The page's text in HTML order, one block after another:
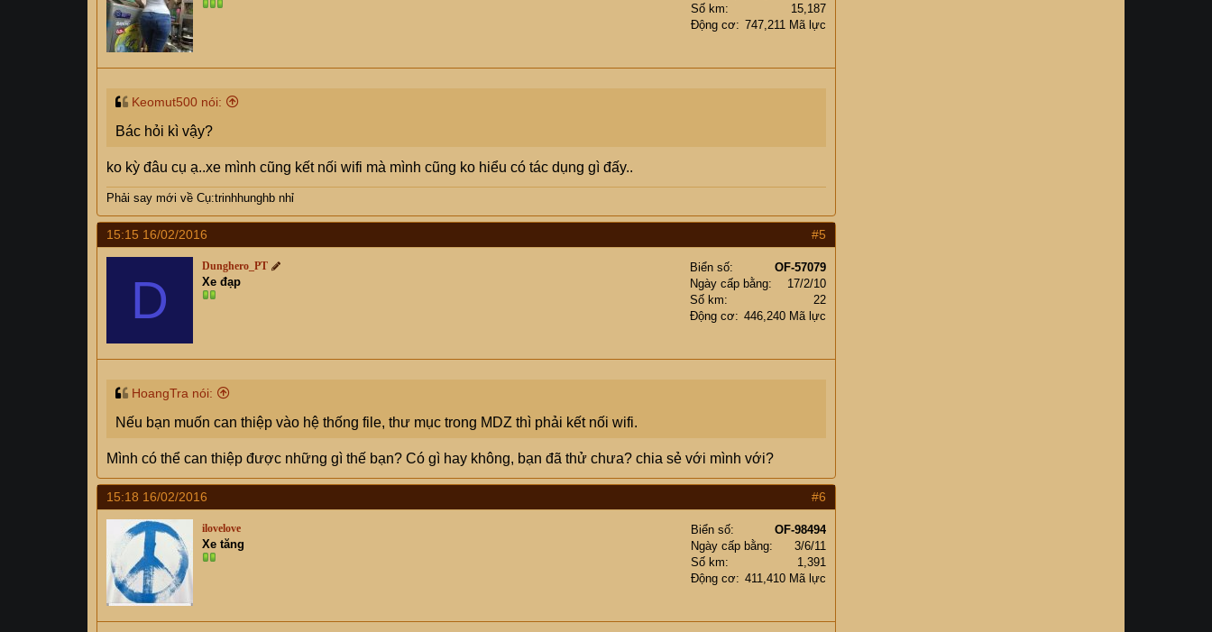
Số km
15,187
Động cơ
747,211 Mã lực
Keomut500 nói:
Bác hỏi kì vậy?
ko kỳ đâu cụ ạ..xe mình cũng kết nối wifi mà mình cũng ko hiểu có tác dụng gì đấy..
Phải say mới về Cụ:trinhhunghb nhỉ
15:15 16/02/2016 #5
D
Dunghero_PT
Xe đạp
Biển số
OF-57079
Ngày cấp bằng
17/2/10
Số km
22
Động cơ
446,240 Mã lực
HoangTra nói:
Nếu bạn muốn can thiệp vào hệ thống file, thư mục trong MDZ thì phải kết nối wifi.
Mình có thể can thiệp được những gì thế bạn? Có gì hay không, bạn đã thử chưa? chia sẻ với mình với?
15:18 16/02/2016 #6
ilovelove
Xe tăng
Biển số
OF-98494
Ngày cấp bằng
3/6/11
Số km
1,391
Động cơ
411,410 Mã lực